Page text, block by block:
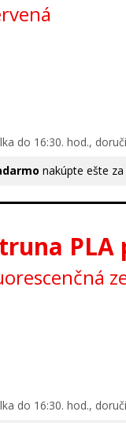
do 16:30. hod.,
nakúpte ešte
do 16:30. hod.,